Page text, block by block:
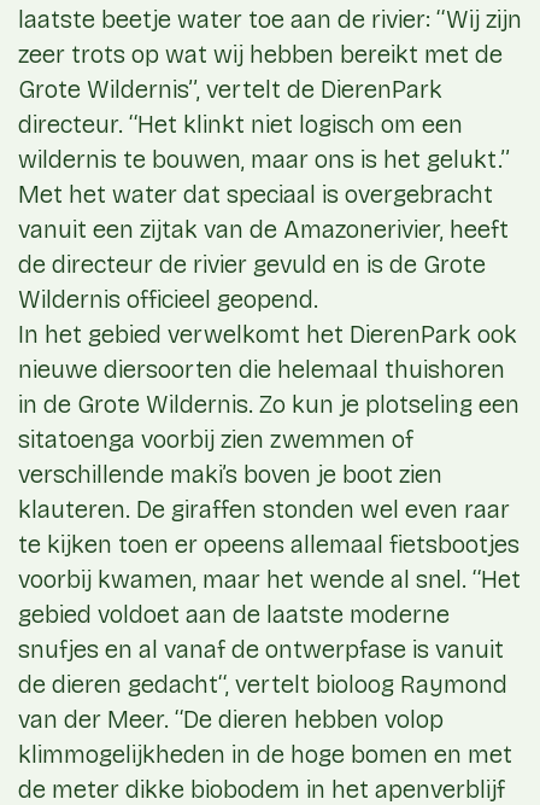
laatste beetje water toe aan de rivier: ‘‘Wij zijn
zeer trots op wat wij hebben bereikt met de
Grote Wildernis’’, vertelt de DierenPark
directeur. ‘‘Het klinkt niet logisch om een
wildernis te bouwen, maar ons is het gelukt.’’
Met het water dat speciaal is overgebracht
vanuit een zijtak van de Amazonerivier, heeft
de directeur de rivier gevuld en is de Grote
Wildernis officieel geopend.
In het gebied verwelkomt het DierenPark ook
nieuwe diersoorten die helemaal thuishoren
in de Grote Wildernis. Zo kun je plotseling een
sitatoenga voorbij zien zwemmen of
verschillende maki’s boven je boot zien
klauteren. De giraffen stonden wel even raar
te kijken toen er opeens allemaal fietsbootjes
voorbij kwamen, maar het wende al snel. ‘‘Het
gebied voldoet aan de laatste moderne
snufjes en al vanaf de ontwerpfase is vanuit
de dieren gedacht‘‘, vertelt bioloog Raymond
van der Meer. ‘‘De dieren hebben volop
klimmogelijkheden in de hoge bomen en met
de meter dikke biobodem in het apenverblijf